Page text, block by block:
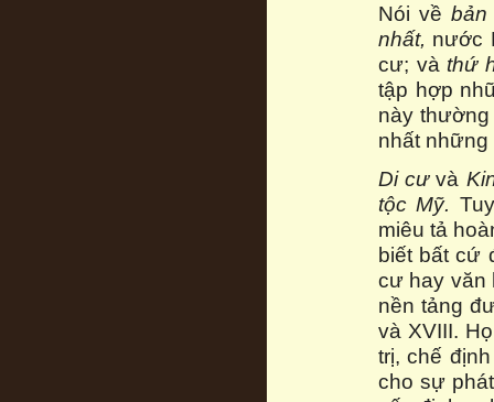
Nói về
nhất, nước
cư; và thứ
tập hợp
này
nhất
Di cưvà
tộc Mỹ.
miêu tả
biết bất cứ
cư hay văn
nền tảng
và XVIII.
trị, chế
cho sự